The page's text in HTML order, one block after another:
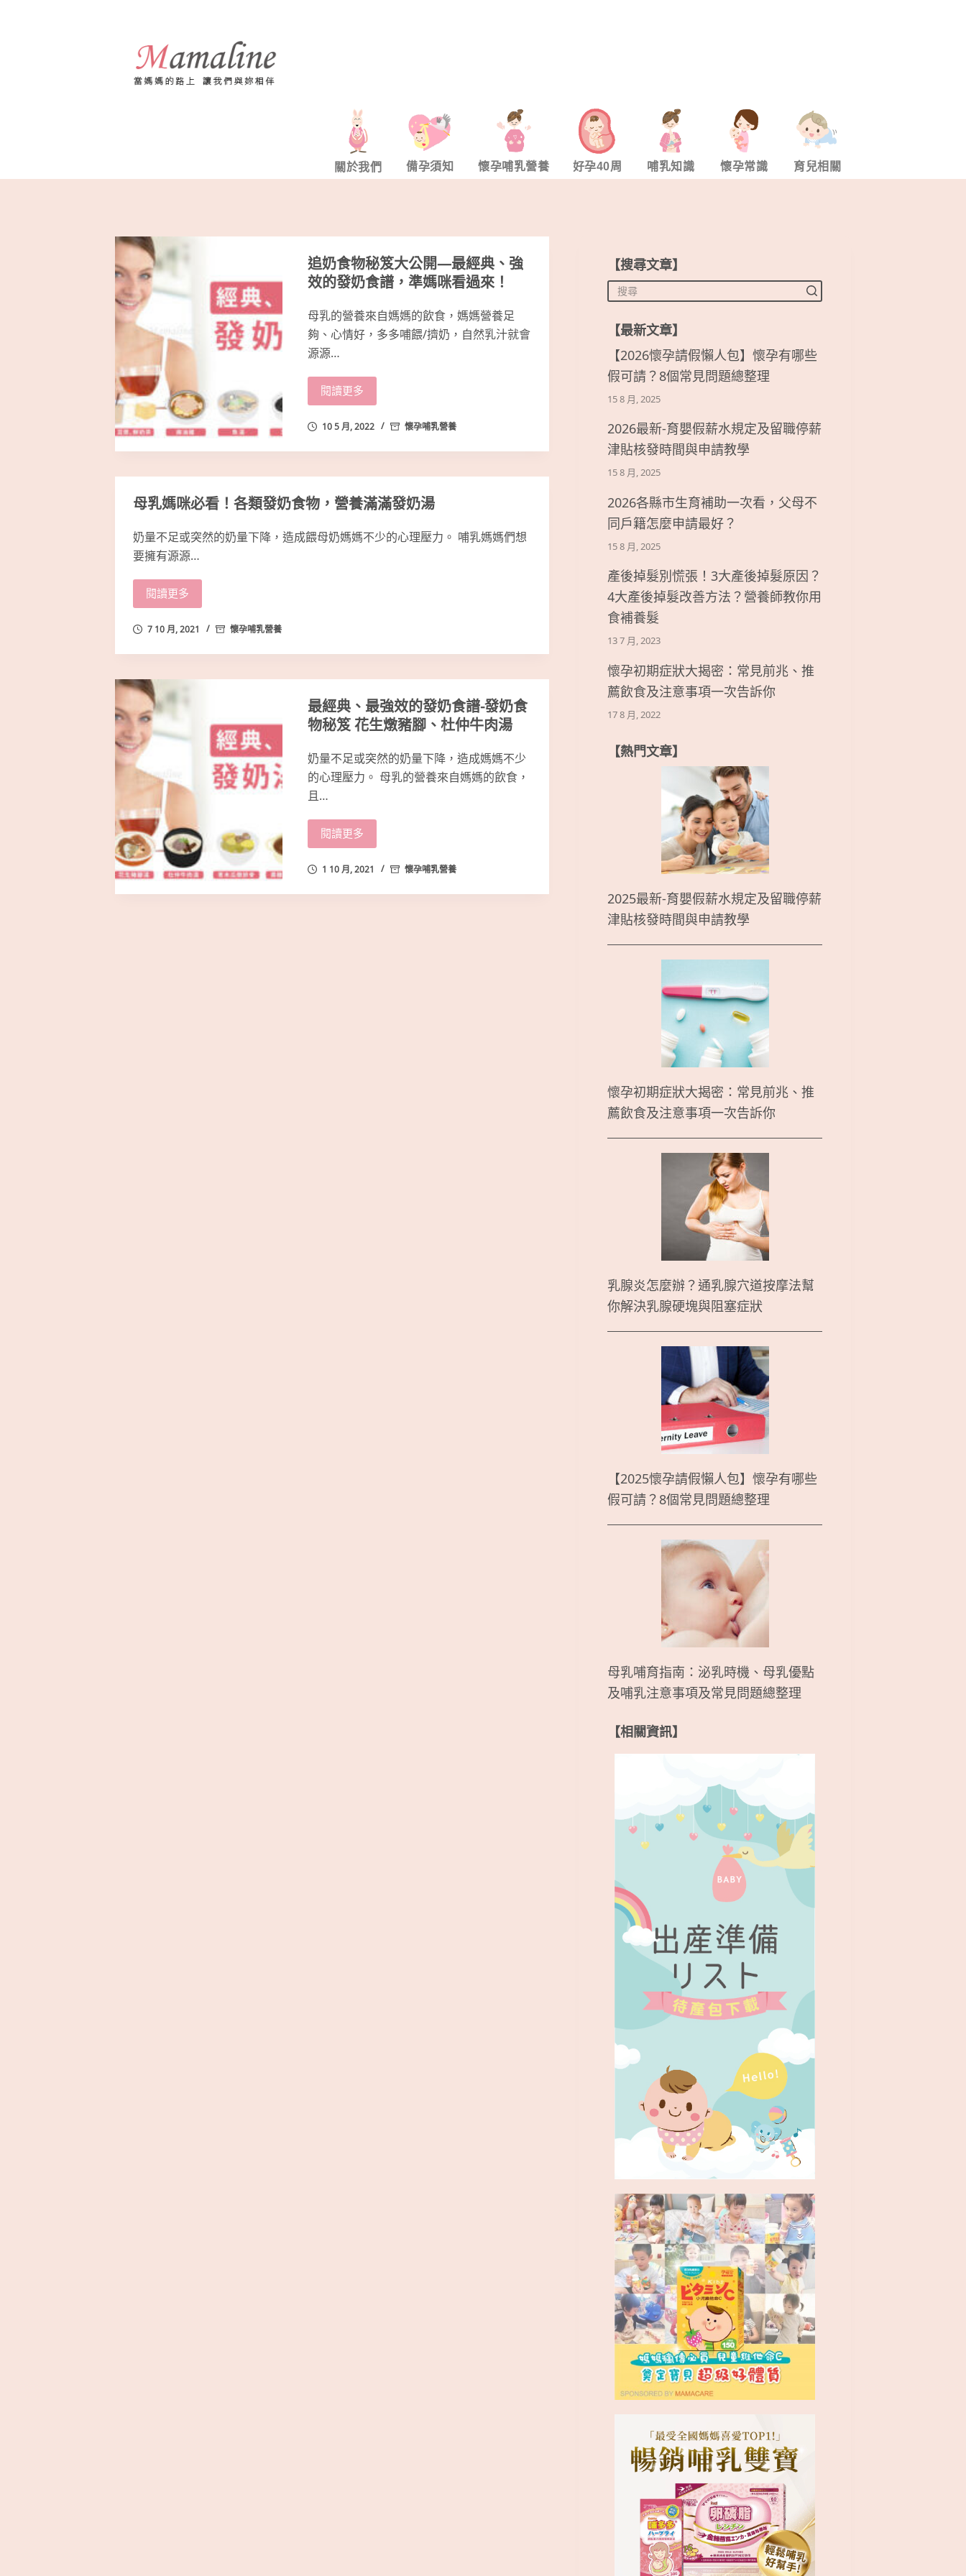
關於我們 備孕須知 懷孕哺乳營養 好孕40周 哺乳知識 懷孕常識 育兒相關
追奶食物秘笈大公開—最經典、強
效的發奶食譜，準媽咪看過來！
母乳的營養來自媽媽的飲食，媽媽營養足
夠、心情好，多多哺餵/擠奶，自然乳汁就會
源源…
閱讀更多
10 5 月, 2022 懷孕哺乳營養
母乳媽咪必看！各類發奶食物，營養滿滿發奶湯
奶量不足或突然的奶量下降，造成餵母奶媽媽不少的心理壓力。 哺乳媽媽們想
要擁有源源…
閱讀更多
7 10 月, 2021 懷孕哺乳營養
最經典、最強效的發奶食譜-發奶食
物秘笈 花生燉豬腳、杜仲牛肉湯
奶量不足或突然的奶量下降，造成媽媽不少
的心理壓力。 母乳的營養來自媽媽的飲食，
且…
閱讀更多
1 10 月, 2021 懷孕哺乳營養
【搜尋文章】
【最新文章】
【2026懷孕請假懶人包】懷孕有哪些
假可請？8個常見問題總整理
15 8 月, 2025
2026最新-育嬰假薪水規定及留職停薪
津貼核發時間與申請教學
15 8 月, 2025
2026各縣市生育補助一次看，父母不
同戶籍怎麼申請最好？
15 8 月, 2025
產後掉髮別慌張！3大產後掉髮原因？
4大產後掉髮改善方法？營養師教你用
食補養髮
13 7 月, 2023
懷孕初期症狀大揭密：常見前兆、推
薦飲食及注意事項一次告訴你
17 8 月, 2022
【熱門文章】
2025最新-育嬰假薪水規定及留職停薪
津貼核發時間與申請教學
懷孕初期症狀大揭密：常見前兆、推
薦飲食及注意事項一次告訴你
乳腺炎怎麼辦？通乳腺穴道按摩法幫
你解決乳腺硬塊與阻塞症狀
【2025懷孕請假懶人包】懷孕有哪些
假可請？8個常見問題總整理
母乳哺育指南：泌乳時機、母乳優點
及哺乳注意事項及常見問題總整理
【相關資訊】